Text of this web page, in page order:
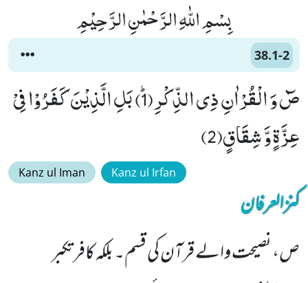
بِسْمِ اللّٰهِ الرَّحْمٰنِ الرَّحِیْمِ
38.1-2
صٓ وَ الْقُرْاٰنِ ذِی الذِّكْرِﭤ(1) بَلِ الَّذِیْنَ كَفَرُوْا فِیْ
عِزَّةٍ وَّ شِقَاقٍ(2)
Kanz ul Iman Kanz ul Irfan
کنزالعرفان
ص، نصیحت والے قرآن کی قسم۔ بلکہ کافر تکبر